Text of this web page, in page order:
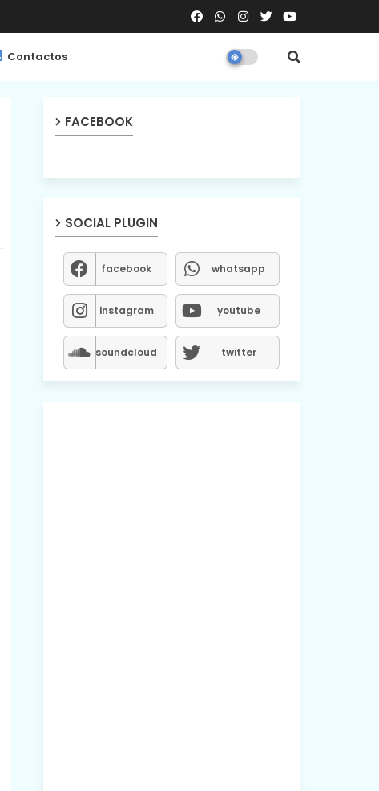
Contactos
FACEBOOK
SOCIAL PLUGIN
facebook whatsapp
instagram youtube
soundcloud twitter